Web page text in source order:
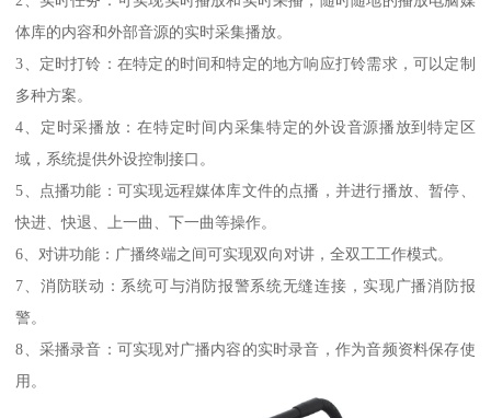
体库的内容和外部音源的实时采集播放。
3、定时打铃：在特定的时间和特定的地方响应打铃需求，可以定制
多种方案。
4、定时采播放：在特定时间内采集特定的外设音源播放到特定区
域，系统提供外设控制接口。
5、点播功能：可实现远程媒体库文件的点播，并进行播放、暂停、
快进、快退、上一曲、下一曲等操作。
6、对讲功能：广播终端之间可实现双向对讲，全双工工作模式。
7、消防联动：系统可与消防报警系统无缝连接，实现广播消防报
警。
8、采播录音：可实现对广播内容的实时录音，作为音频资料保存使
用。